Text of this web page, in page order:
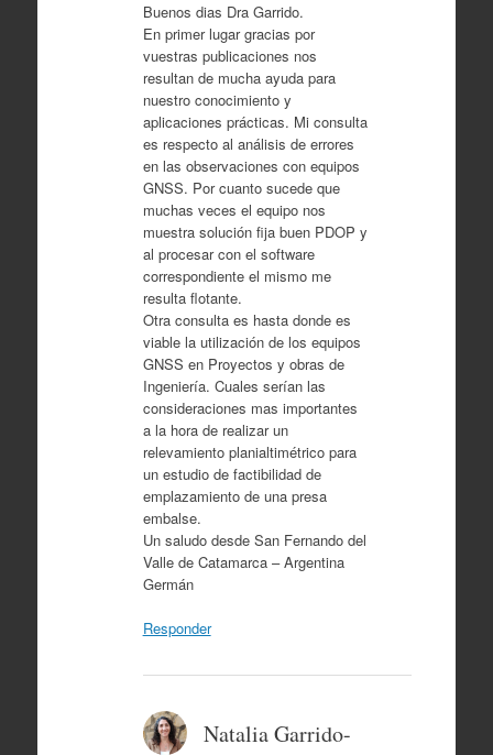
Buenos dias Dra Garrido.
En primer lugar gracias por
vuestras publicaciones nos
resultan de mucha ayuda para
nuestro conocimiento y
aplicaciones prácticas. Mi consulta
es respecto al análisis de errores
en las observaciones con equipos
GNSS. Por cuanto sucede que
muchas veces el equipo nos
muestra solución fija buen PDOP y
al procesar con el software
correspondiente el mismo me
resulta flotante.
Otra consulta es hasta donde es
viable la utilización de los equipos
GNSS en Proyectos y obras de
Ingeniería. Cuales serían las
consideraciones mas importantes
a la hora de realizar un
relevamiento planialtimétrico para
un estudio de factibilidad de
emplazamiento de una presa
embalse.
Un saludo desde San Fernando del
Valle de Catamarca – Argentina
Germán
Responder
Natalia Garrido-